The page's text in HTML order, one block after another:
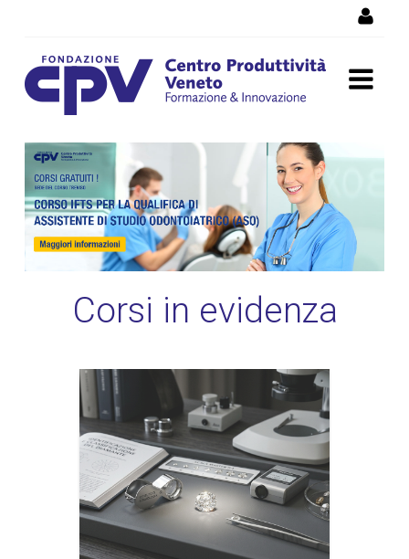
Corsi di formazione
Vicenza, corsi professionali
e per disoccupati
Corsi in evidenza